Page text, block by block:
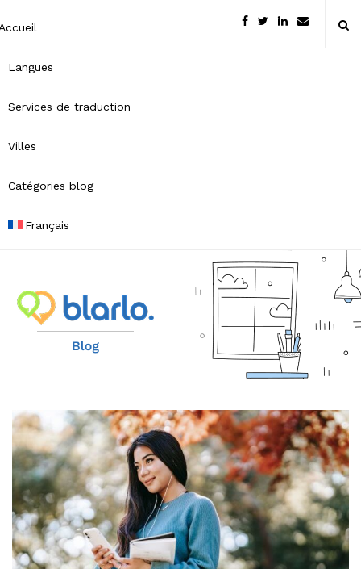
Langues
Services de traduction
Villes
Catégories blog
Français
B
r
l
o
b